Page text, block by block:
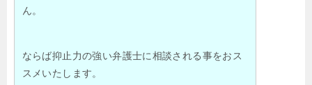
ん。
ならば抑止力の強い弁護士に相談される事をおス
スメいたします。